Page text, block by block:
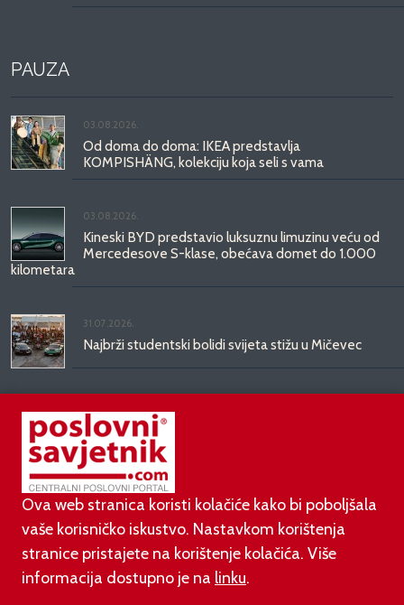
PAUZA
03.08.2026.
Od doma do doma: IKEA predstavlja
KOMPISHÄNG, kolekciju koja seli s vama
03.08.2026.
Kineski BYD predstavio luksuznu limuzinu veću od
Mercedesove S-klase, obećava domet do 1.000
kilometara
31.07.2026.
Najbrži studentski bolidi svijeta stižu u Mičevec
Divote Cosmetics predstavlja Hince: novo poglavlje
korejske ljepote stiže u Hrvatsku
Ova web stranica koristi kolačiće kako bi poboljšala
vaše korisničko iskustvo. Nastavkom korištenja
stranice pristajete na korištenje kolačića. Više
informacija dostupno je na linku.